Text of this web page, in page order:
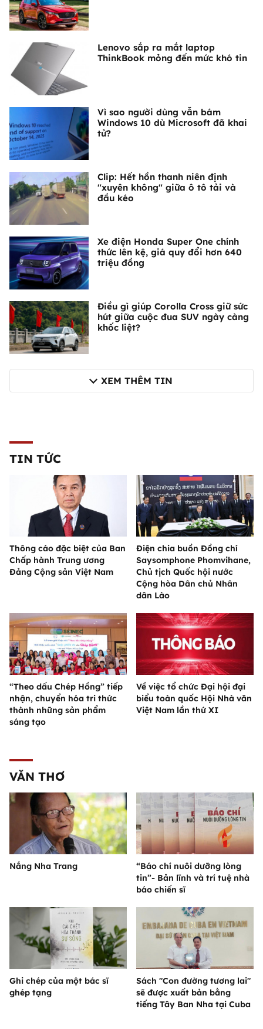
Lenovo sắp ra mắt laptop
ThinkBook mỏng đến mức khó tin
Vì sao người dùng vẫn bám
Windows 10 dù Microsoft đã khai
tử?
Clip: Hết hồn thanh niên định
"xuyên không" giữa ô tô tải và
đầu kéo
Xe điện Honda Super One chính
thức lên kệ, giá quy đổi hơn 640
triệu đồng
Điều gì giúp Corolla Cross giữ sức
hút giữa cuộc đua SUV ngày càng
khốc liệt?
XEM THÊM TIN
TIN TỨC
Thông cáo đặc biệt của Ban
Chấp hành Trung ương
Đảng Cộng sản Việt Nam
Điện chia buồn Đồng chí
Saysomphone Phomvihane,
Chủ tịch Quốc hội nước
Cộng hòa Dân chủ Nhân
dân Lào
“Theo dấu Chép Hồng” tiếp
nhận, chuyển hóa tri thức
thành những sản phẩm
sáng tạo
Về việc tổ chức Đại hội đại
biểu toàn quốc Hội Nhà văn
Việt Nam lần thứ XI
VĂN THƠ
Nắng Nha Trang
“Báo chí nuôi dưỡng lòng
tin”- Bản lĩnh và trí tuệ nhà
báo chiến sĩ
Ghi chép của một bác sĩ
ghép tạng
Sách "Con đường tương lai"
sẽ được xuất bản bằng
tiếng Tây Ban Nha tại Cuba